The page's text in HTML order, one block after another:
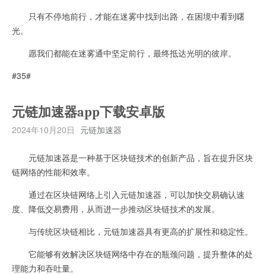
只有不停地前行，才能在迷雾中找到出路，在困境中看到曙
光。
愿我们都能在迷雾通中坚定前行，最终抵达光明的彼岸。
#35#
元链加速器app下载安卓版
2024年10月20日 元链加速器
元链加速器是一种基于区块链技术的创新产品，旨在提升区块
链网络的性能和效率。
通过在区块链网络上引入元链加速器，可以加快交易确认速
度、降低交易费用，从而进一步推动区块链技术的发展。
与传统区块链相比，元链加速器具有更高的扩展性和稳定性。
它能够有效解决区块链网络中存在的瓶颈问题，提升整体的处
理能力和吞吐量。